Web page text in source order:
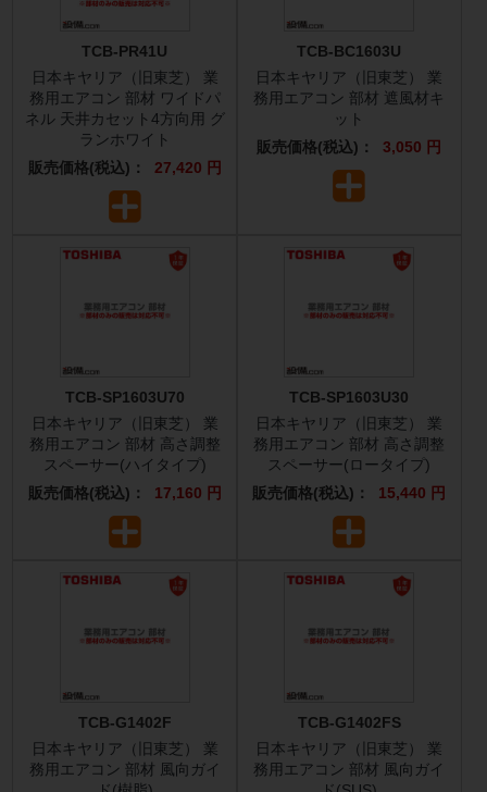
TCB-PR41U
日本キヤリア（旧東芝） 業
務用エアコン 部材 ワイドパ
ネル 天井カセット4方向用 グ
ランホワイト
販売価格(税込)：
27,420 円
TCB-BC1603U
日本キヤリア（旧東芝） 業
務用エアコン 部材 遮風材キ
ット
販売価格(税込)：
3,050 円
TCB-SP1603U70
日本キヤリア（旧東芝） 業
務用エアコン 部材 高さ調整
スペーサー(ハイタイプ)
販売価格(税込)：
17,160 円
TCB-SP1603U30
日本キヤリア（旧東芝） 業
務用エアコン 部材 高さ調整
スペーサー(ロータイプ)
販売価格(税込)：
15,440 円
TCB-G1402F
日本キヤリア（旧東芝） 業
務用エアコン 部材 風向ガイ
TCB-G1402FS
日本キヤリア（旧東芝） 業
務用エアコン 部材 風向ガイ